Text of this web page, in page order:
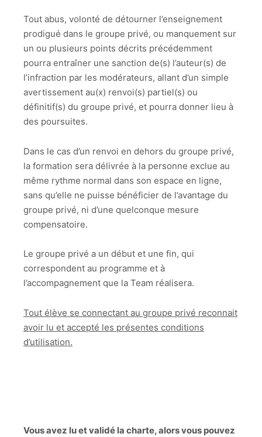
Tout abus, volonté de détourner l’enseignement
prodigué dans le groupe privé, ou manquement sur
un ou plusieurs points décrits précédemment
pourra entraîner une sanction de(s) l’auteur(s) de
l’infraction par les modérateurs, allant d’un simple
avertissement au(x) renvoi(s) partiel(s) ou
définitif(s) du groupe privé, et pourra donner lieu à
des poursuites.
Dans le cas d’un renvoi en dehors du groupe privé,
la formation sera délivrée à la personne exclue au
même rythme normal dans son espace en ligne,
sans qu’elle ne puisse bénéficier de l’avantage du
groupe privé, ni d’une quelconque mesure
compensatoire.
Le groupe privé a un début et une fin, qui
correspondent au programme et à
l’accompagnement que la Team réalisera.
Tout élève se connectant au groupe privé reconnait
avoir lu et accepté les présentes conditions
d’utilisation.
Vous avez lu et validé la charte, alors vous pouvez